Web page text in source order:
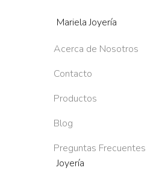
Mariela Joyería
Acerca de Nosotros
Contacto
Productos
Blog
Preguntas Frecuentes
Joyería